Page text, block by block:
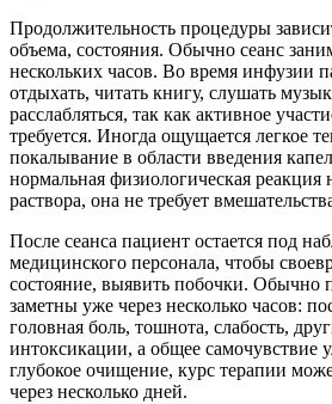
Продолжительность процедуры
объема, состояния. Обычно сеанс
нескольких часов. Во время инфузии
отдыхать, читать книгу, слушать
расслабляться, так как активное
требуется. Иногда ощущается легкое
покалывание в области введения
нормальная физиологическая реакция
раствора, она не требует
После сеанса пациент остается под
медицинского персонала, чтобы
состояние, выявить побочки. Обычно
заметны уже через несколько часов:
головная боль, тошнота, слабость,
интоксикации, а общее самочувствие
глубокое очищение, курс терапии
через несколько дней.